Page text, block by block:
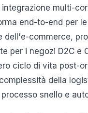
multi-
end-to-end per
dell'e-commerce,
per i negozi D2C e
ciclo di vita post-
della
snello e